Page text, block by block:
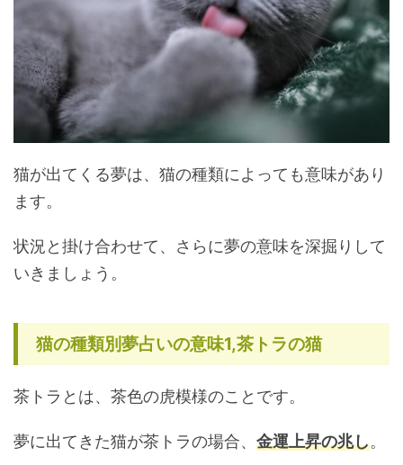
猫が出てくる夢は、猫の種類によっても意味があり
ます。
状況と掛け合わせて、さらに夢の意味を深掘りして
いきましょう。
猫の種類別夢占いの意味1,茶トラの猫
茶トラとは、茶色の虎模様のことです。
夢に出てきた猫が茶トラの場合、 金運上昇の兆し。